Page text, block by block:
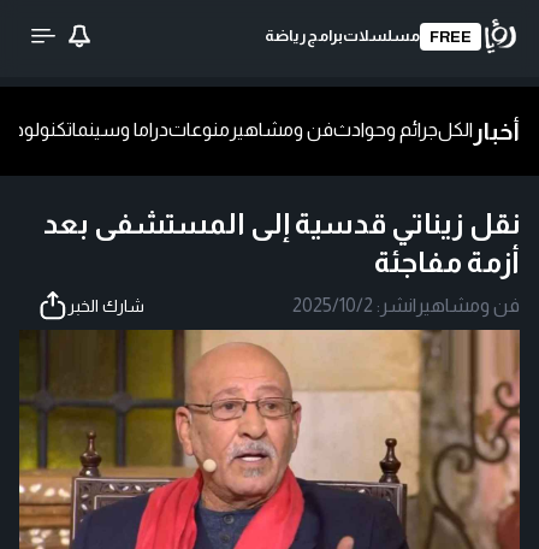
FREE مسلسلاتبرامج رياضة
أخبار الكلجرائم وحوادثفن ومشاهير منوعاتدراما وسينماتكنولوجيا
نقل زيناتي قدسية إلى المستشفى بعد
أزمة مفاجئة
فن ومشاهير |نشر: 2025/10/2 شارك الخبر